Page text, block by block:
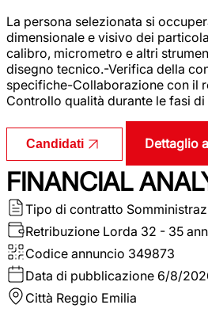
La persona selezionata si
dimensionale e visivo dei
calibro, micrometro e altri
disegno tecnico.-Verifica della
specifiche-Collaborazione con il
Controllo qualità durante le fasi
Candidati Dettaglio
FINANCIAL
Tipo di contratto
Retribuzione Lorda 32 - 35
Codice annuncio 349873
Data di pubblicazione 6/8/
Città Reggio Emilia